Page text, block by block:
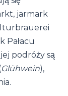
jarmark
Pałacu
podróży są
Glühwein),